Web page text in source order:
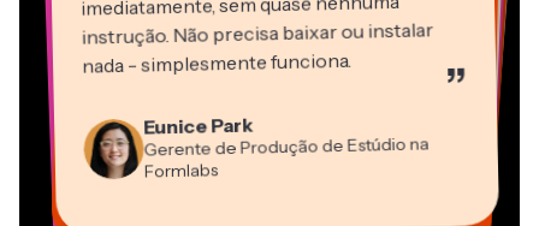
instrução. Não precisa baixar ou instalar
nada - simplesmente funciona. ”
Eunice Park
Gerente de Produção de Estúdio na
Formlabs
Vannesia Darby
Grant Taleck
Panos Papagapiou
Sócio-Diretor na EPATHLON
Kerry-lee Farla
Gracie Peng
Diretor de Conteúdo
Martin James
Heidi Rae
Educação
Natasha Ball
Consultor
Mitch Rawlings
Dina Segovia
Freelancer Virtual